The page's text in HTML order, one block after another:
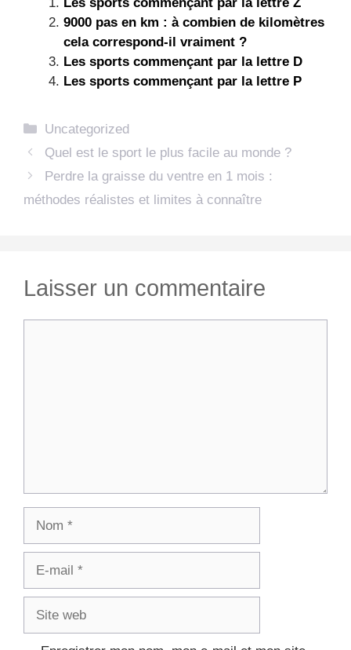
9000 pas en km : à combien de kilomètres
cela correspond-il vraiment ?
Les sports commençant par la lettre D
Les sports commençant par la lettre P
Catégories
Uncategorized
Quel est le sport le plus facile au monde ?
Perdre la graisse du ventre en 1 mois :
méthodes réalistes et limites à connaître
Laisser un commentaire